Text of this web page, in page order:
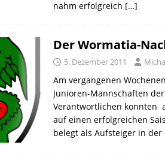
nahm erfolgreich […]
Der Wormatia-
5. Dezember 2011
Am vergangenen
Junioren-Mannschaften
Verantwortlichen konnten
auf einen erfolgreichen
belegt als Aufsteiger in der